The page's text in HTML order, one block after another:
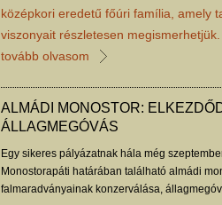
középkori eredetű főúri família, amely
viszonyait részletesen megismerhetjük.
tovább olvasom
ALMÁDI MONOSTOR:
ÁLLAGMEGÓVÁS
Egy sikeres pályázatnak hála még
Monostorapáti határában található almádi
falmaradványainak konzerválása,